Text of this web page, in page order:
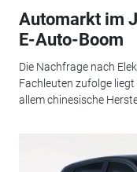
Automarkt im
E-Auto-Boom
Die Nachfrage nach
Fachleuten zufolge
allem chinesische